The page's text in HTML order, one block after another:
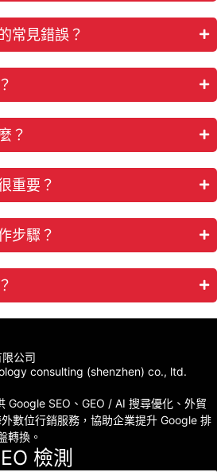
常見錯誤？
？
重要？
步驟？
公司
consulting (shenzhen) co., ltd.
Google SEO、GEO / AI 搜尋優化、外貿
數位行銷服務，協助企業提升 Google 排
轉換。
檢測